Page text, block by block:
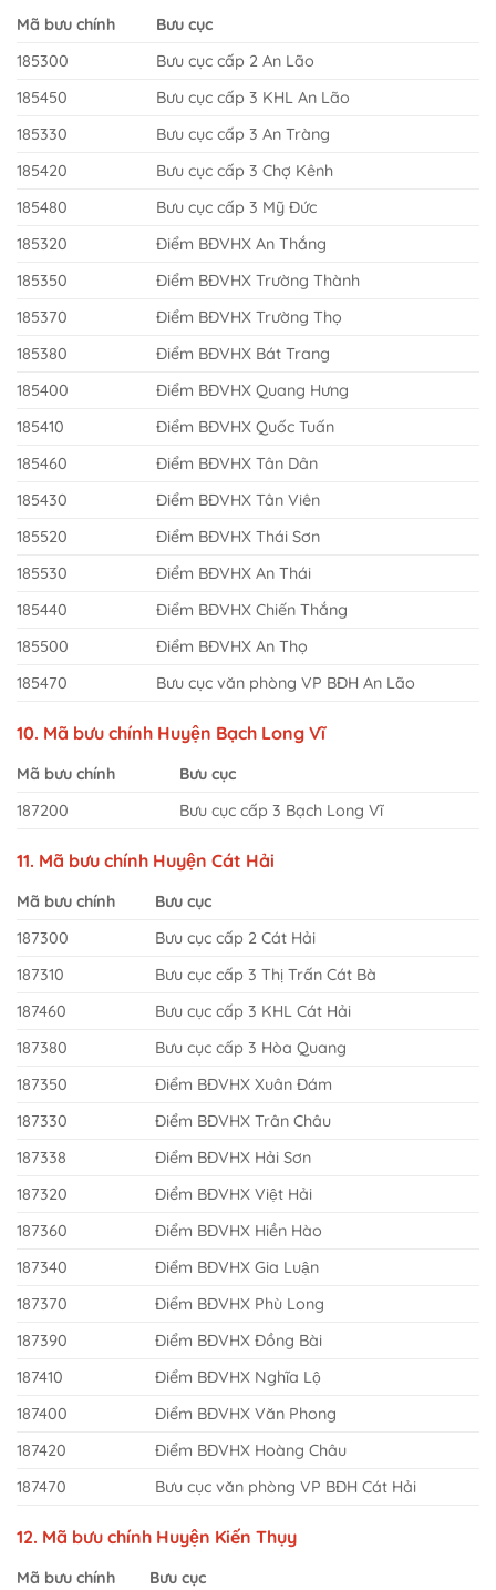
Mã bưu chính
Bưu cục
185300
Bưu cục cấp 2 An Lão
185450
Bưu cục cấp 3 KHL An Lão
185330
Bưu cục cấp 3 An Tràng
185420
Bưu cục cấp 3 Chợ Kênh
185480
Bưu cục cấp 3 Mỹ Đức
185320
Điểm BĐVHX An Thắng
185350
Điểm BĐVHX Trường Thành
185370
Điểm BĐVHX Trường Thọ
185380
Điểm BĐVHX Bát Trang
185400
Điểm BĐVHX Quang Hưng
185410
Điểm BĐVHX Quốc Tuấn
185460
Điểm BĐVHX Tân Dân
185430
Điểm BĐVHX Tân Viên
185520
Điểm BĐVHX Thái Sơn
185530
Điểm BĐVHX An Thái
185440
Điểm BĐVHX Chiến Thắng
185500
Điểm BĐVHX An Thọ
185470
Bưu cục văn phòng VP BĐH An Lão
10. Mã bưu chính Huyện Bạch Long Vĩ
Mã bưu chính
Bưu cục
187200
Bưu cục cấp 3 Bạch Long Vĩ
11. Mã bưu chính Huyện Cát Hải
Mã bưu chính
Bưu cục
187300
Bưu cục cấp 2 Cát Hải
187310
Bưu cục cấp 3 Thị Trấn Cát Bà
187460
Bưu cục cấp 3 KHL Cát Hải
187380
Bưu cục cấp 3 Hòa Quang
187350
Điểm BĐVHX Xuân Đám
187330
Điểm BĐVHX Trân Châu
187338
Điểm BĐVHX Hải Sơn
187320
Điểm BĐVHX Việt Hải
187360
Điểm BĐVHX Hiền Hào
187340
Điểm BĐVHX Gia Luận
187370
Điểm BĐVHX Phù Long
187390
Điểm BĐVHX Đồng Bài
187410
Điểm BĐVHX Nghĩa Lộ
187400
Điểm BĐVHX Văn Phong
187420
Điểm BĐVHX Hoàng Châu
187470
Bưu cục văn phòng VP BĐH Cát Hải
12. Mã bưu chính Huyện Kiến Thụy
Mã bưu chính
Bưu cục